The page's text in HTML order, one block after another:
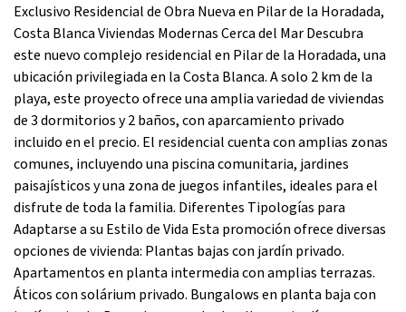
Exclusivo Residencial de Obra Nueva en Pilar de la Horadada,
Costa Blanca Viviendas Modernas Cerca del Mar Descubra
este nuevo complejo residencial en Pilar de la Horadada, una
ubicación privilegiada en la Costa Blanca. A solo 2 km de la
playa, este proyecto ofrece una amplia variedad de viviendas
de 3 dormitorios y 2 baños, con aparcamiento privado
incluido en el precio. El residencial cuenta con amplias zonas
comunes, incluyendo una piscina comunitaria, jardines
paisajísticos y una zona de juegos infantiles, ideales para el
disfrute de toda la familia. Diferentes Tipologías para
Adaptarse a su Estilo de Vida Esta promoción ofrece diversas
opciones de vivienda: Plantas bajas con jardín privado.
Apartamentos en planta intermedia con amplias terrazas.
Áticos con solárium privado. Bungalows en planta baja con